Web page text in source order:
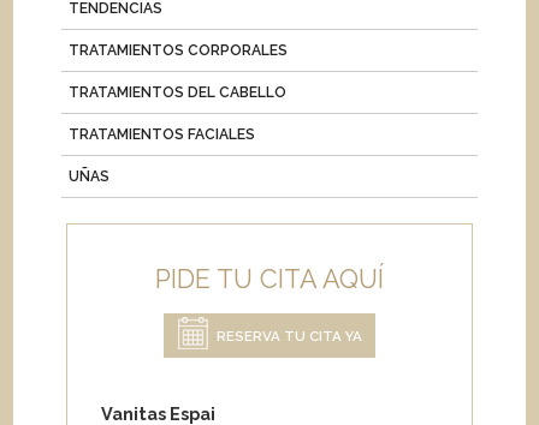
TENDENCIAS
TRATAMIENTOS CORPORALES
TRATAMIENTOS DEL CABELLO
TRATAMIENTOS FACIALES
UÑAS
PIDE TU CITA AQUÍ
RESERVA TU CITA YA
Vanitas Espai